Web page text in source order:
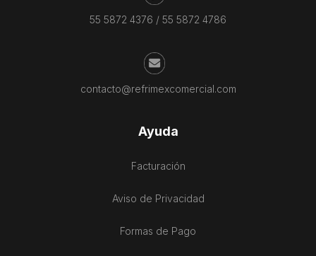
55 5872 4376 / 55 5872 4786
contacto@refrimexcomercial.com
Ayuda
Facturación
Aviso de Privacidad
Formas de Pago